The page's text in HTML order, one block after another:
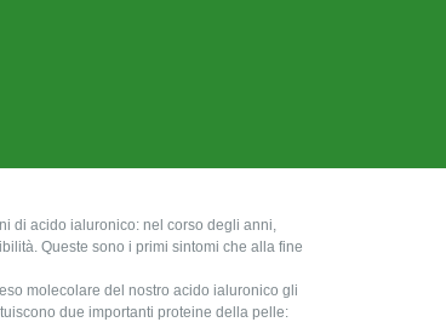
di acido ialuronico: nel corso degli anni,
Queste sono i primi sintomi che alla fine
molecolare del nostro acido ialuronico gli
due importanti proteine ​​della pelle: